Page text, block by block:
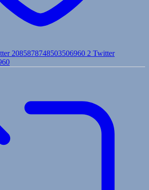
2085878748503506960 2 Twitter